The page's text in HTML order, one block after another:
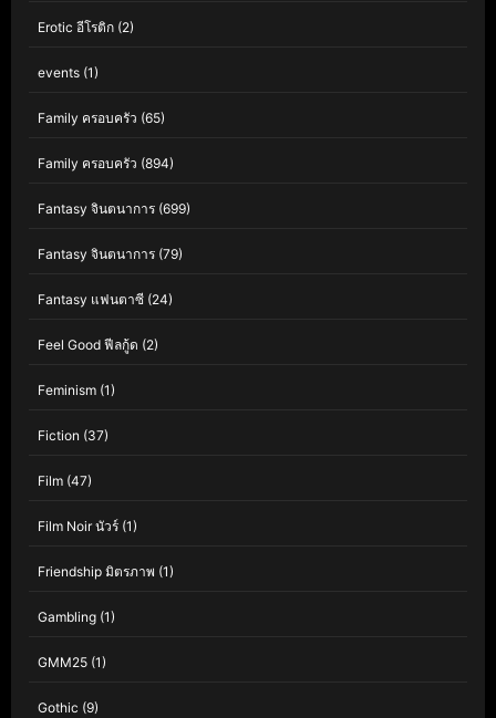
Erotic อีโรติก (2)
events (1)
Family ครอบครัว (65)
Family ครอบครัว (894)
Fantasy จินตนาการ (699)
Fantasy จินตนาการ (79)
Fantasy แฟนตาซี (24)
Feel Good ฟีลกู้ด (2)
Feminism (1)
Fiction (37)
Film (47)
Film Noir นัวร์ (1)
Friendship มิตรภาพ (1)
Gambling (1)
GMM25 (1)
Gothic (9)